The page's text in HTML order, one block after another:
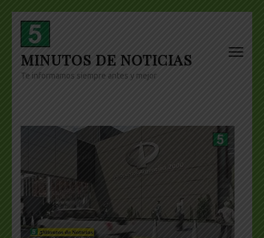
Skip
content
(Press
Enter)
MINUTOS DE NOTICIAS
Te informamos siempre antes y mejor